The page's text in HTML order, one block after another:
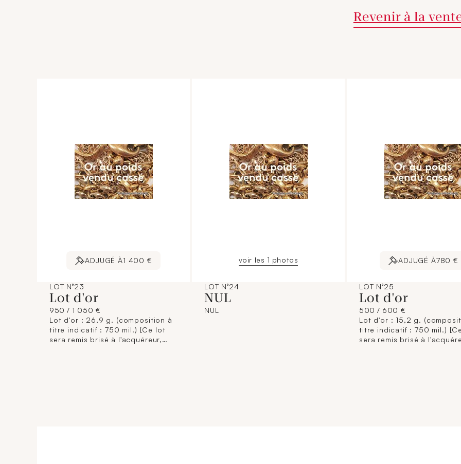
Revenir à la
ADJUGÉ À1 400 €
LOT N°23
Lot d'or
950 / 1 050 €
Lot d'or : 26,9 g. (composition à
titre indicatif : 750 mil.) [Ce lot
sera remis brisé à l'acquéreur,
voir les 1 photos
LOT N°24
NUL
NUL
ADJUGÉ À780 €
LOT N°25
Lot d'or
500 / 600 €
Lot d'or : 15,2 g.
titre indicatif : 750 mil.)
sera remis brisé à